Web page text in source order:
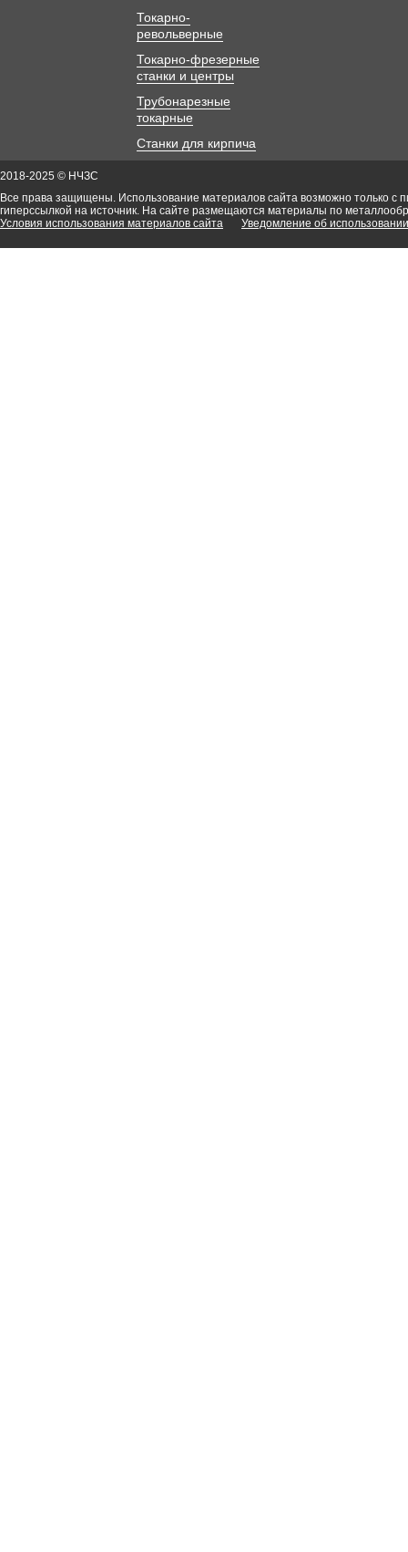
Токарно-
револьверные
Токарно-фрезерные
станки и центры
Трубонарезные
токарные
Станки для кирпича
2018-2025 © НЧЗС
Все права защищены. Использование материалов сайта возможно только с
гиперссылкой на источник. На сайте размещаются материалы по
Условия использования материалов сайта
Уведомление об